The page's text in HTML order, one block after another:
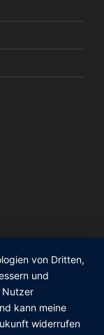
von Dritten,
und
Nutzer
kann meine
widerrufen